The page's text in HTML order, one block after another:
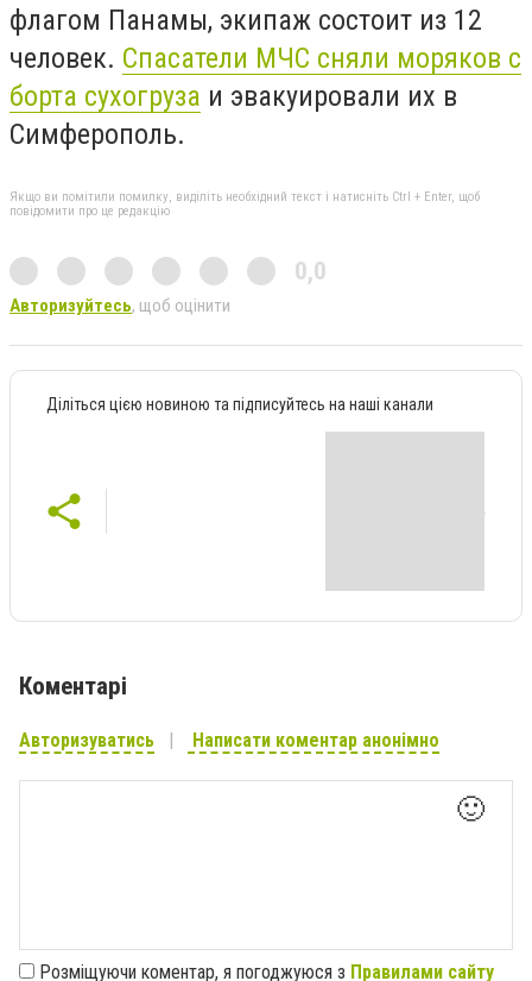
флагом Панамы, экипаж состоит из 12
человек. Спасатели МЧС сняли моряков с
борта сухогруза и эвакуировали их в
Симферополь.
Якщо ви помітили помилку, виділіть необхідний текст і натисніть Ctrl + Enter, щоб
повідомити про це редакцію
0,0
Авторизуйтесь, щоб оцінити
Діліться цією новиною та підписуйтесь на наші канали
Коментарі
Авторизуватись Написати коментар анонімно
🙂
Розміщуючи коментар, я погоджуюся з Правилами сайту